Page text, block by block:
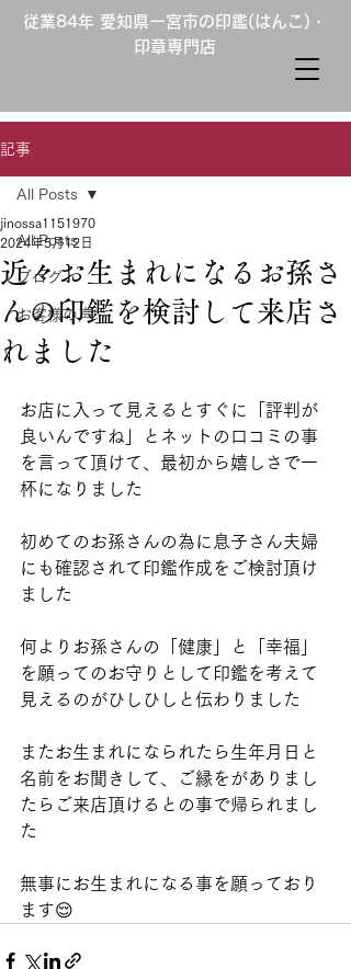
従業84年 愛知県一宮市の印鑑(はんこ)・
印章専門店
記事
All Posts
ブログ
お客様の声
All Posts
近々お生まれになるお孫さ
んの印鑑を検討して来店さ
れました
jinossa1151970
2024年5月12日
お店に入って見えるとすぐに「評判が
良いんですね」とネットの口コミの事
を言って頂けて、最初から嬉しさで一
杯になりました
初めてのお孫さんの為に息子さん夫婦
にも確認されて印鑑作成をご検討頂け
ました
何よりお孫さんの「健康」と「幸福」
を願ってのお守りとして印鑑を考えて
見えるのがひしひしと伝わりました
またお生まれになられたら生年月日と
名前をお聞きして、ご縁をがありまし
たらご来店頂けるとの事で帰られまし
た
無事にお生まれになる事を願っており
ます😌